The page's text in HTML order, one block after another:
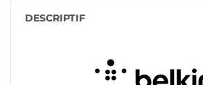
DESCRIPTIF